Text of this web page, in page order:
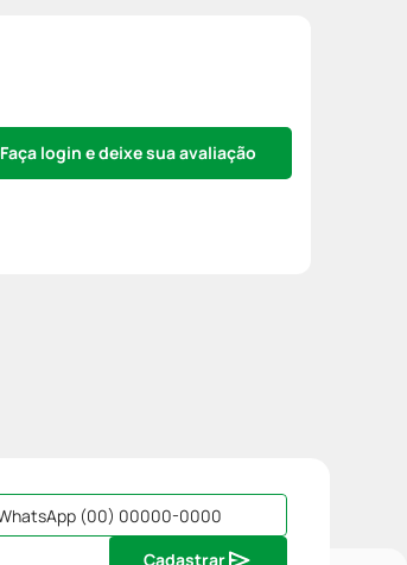
Faça login e deixe sua avaliação
Cadastrar